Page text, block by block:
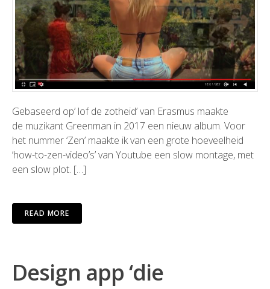
Gebaseerd op’ lof de zotheid’ van Erasmus maakte
de muzikant Greenman in 2017 een nieuw album. Voor
het nummer ‘Zen’ maakte ik van een grote hoeveelheid
‘how-to-zen-video’s’ van Youtube een slow montage, met
een slow plot. […]
READ MORE
Design app ‘die